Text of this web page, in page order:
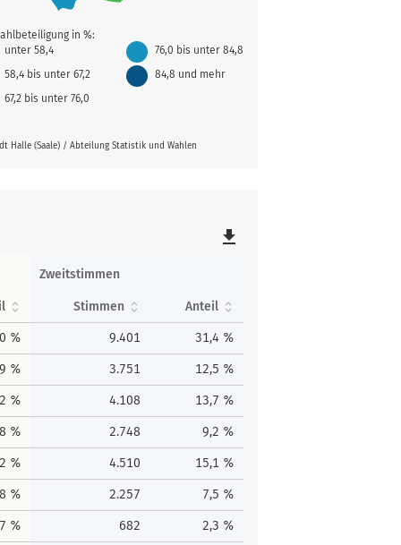
Halle (Saale) / Abteilung Statistik und Wahlen
in %:
unter 58,4
58,4 bis unter 67,2
67,2 bis unter 76,0
76,0 bis unter 84,8
84,8 und mehr
file_download
Zweitstimmen
Stimmen Anteil
% 9.401 31,4 %
% 3.751 12,5 %
% 4.108 13,7 %
% 2.748 9,2 %
% 4.510 15,1 %
% 2.257 7,5 %
% 682 2,3 %